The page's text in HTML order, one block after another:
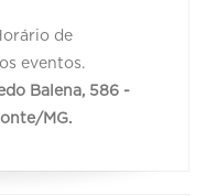
de
eventos.
Balena, 586 -
MG.